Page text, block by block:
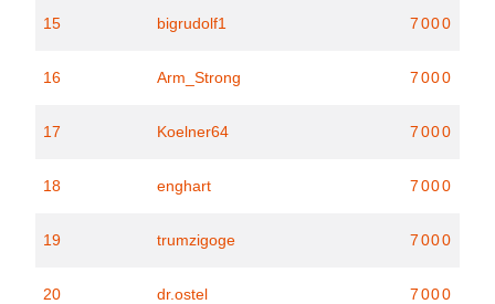
15 bigrudolf1 7000
16 Arm_Strong 7000
17 Koelner64 7000
18 enghart 7000
19 trumzigoge 7000
20 dr.ostel 7000